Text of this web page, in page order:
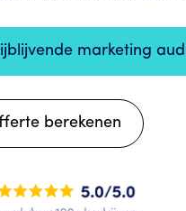
marketing
berekenen